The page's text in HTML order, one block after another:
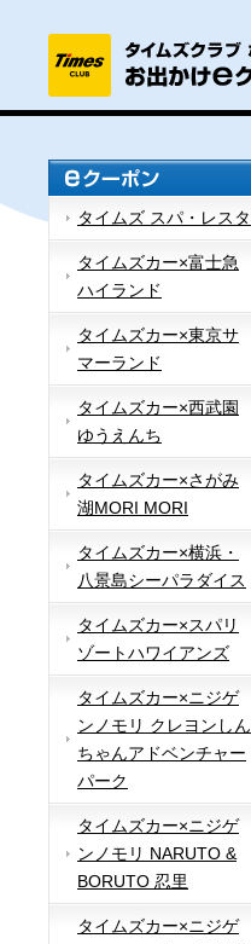
タイムズ スパ・レスタ
タイムズカー×富士急
ハイランド
タイムズカー×東京サ
マーランド
タイムズカー×西武園
ゆうえんち
タイムズカー×さがみ
湖MORI MORI
タイムズカー×横浜・
八景島シーパラダイス
タイムズカー×スパリ
ゾートハワイアンズ
タイムズカー×ニジゲ
ンノモリ クレヨンしん
ちゃんアドベンチャー
パーク
タイムズカー×ニジゲ
ンノモリ NARUTO &
BORUTO 忍里
タイムズカー×ニジゲ